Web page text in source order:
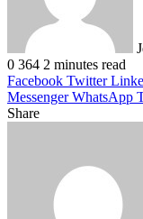
0 364 2 minutes read
Facebook Twitter
Messenger WhatsApp
Share